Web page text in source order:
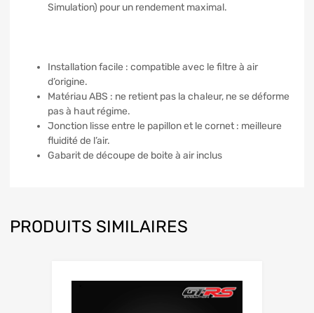
Simulation) pour un rendement maximal.
Installation facile : compatible avec le filtre à air
d’origine.
Matériau ABS : ne retient pas la chaleur, ne se déforme
pas à haut régime.
Jonction lisse entre le papillon et le cornet : meilleure
fluidité de l’air.
Gabarit de découpe de boite à air inclus
PRODUITS SIMILAIRES